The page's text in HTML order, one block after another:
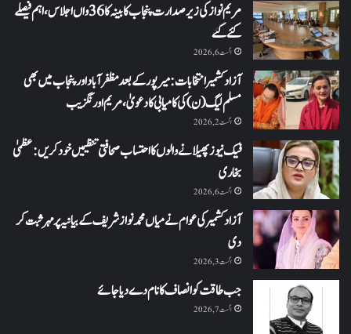
مریم نواز کی زیر صدارت پنجاب کابینہ کا 36واں اجلاس،اہم فیصلے
کئے گئے
اگست 6, 2026
آزاد کشمیر انتخابات: میرپور کے بعد مظفرآباد اور پنجاب میں بھی
مسلم لیگ (ن) کی کامیابی کا دعویٰ، مریم اورنگزیب
اگست 2, 2026
فیک نیوز پھیلانے والوں کا احتساب صحافتی تنظیمیں خود کریں: عظمیٰ
بخاری
اگست 6, 2026
آزاد کشمیر کی عوام نے میاں محمد نواز شریف کے بیانیہ پر مہر ثبت کر
دی
اگست 3, 2026
جب طاقت کو انصاف کا نام دے دیا جائے
اگست 7, 2026